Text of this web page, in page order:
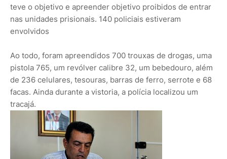
teve o objetivo e apreender objetivo proibidos de entrar
nas unidades prisionais. 140 policiais estiveram
envolvidos
Ao todo, foram apreendidos 700 trouxas de drogas, uma
pistola 765, um revólver calibre 32, um bebedouro, além
de 236 celulares, tesouras, barras de ferro, serrote e 68
facas. Ainda durante a vistoria, a polícia localizou um
tracajá.